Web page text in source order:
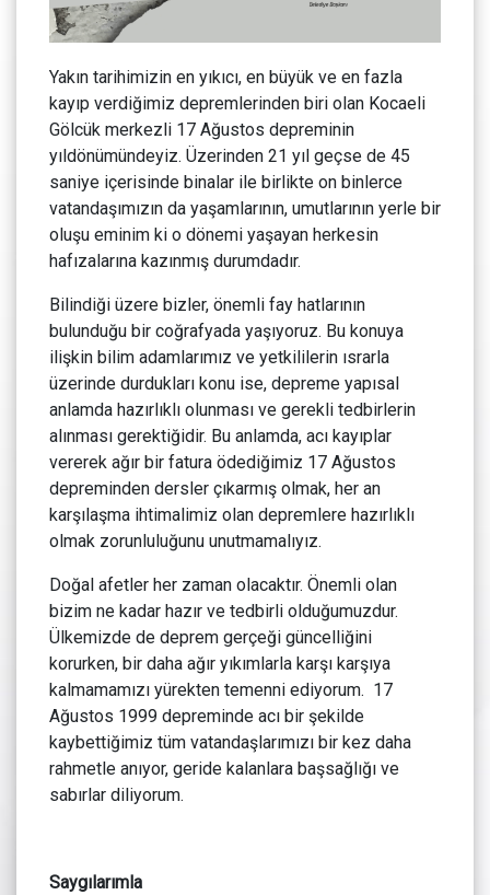
Yakın tarihimizin en yıkıcı, en büyük ve en fazla
kayıp verdiğimiz depremlerinden biri olan Kocaeli
Gölcük merkezli 17 Ağustos depreminin
yıldönümündeyiz. Üzerinden 21 yıl geçse de 45
saniye içerisinde binalar ile birlikte on binlerce
vatandaşımızın da yaşamlarının, umutlarının yerle bir
oluşu eminim ki o dönemi yaşayan herkesin
hafızalarına kazınmış durumdadır.
Bilindiği üzere bizler, önemli fay hatlarının
bulunduğu bir coğrafyada yaşıyoruz. Bu konuya
ilişkin bilim adamlarımız ve yetkililerin ısrarla
üzerinde durdukları konu ise, depreme yapısal
anlamda hazırlıklı olunması ve gerekli tedbirlerin
alınması gerektiğidir. Bu anlamda, acı kayıplar
vererek ağır bir fatura ödediğimiz 17 Ağustos
depreminden dersler çıkarmış olmak, her an
karşılaşma ihtimalimiz olan depremlere hazırlıklı
olmak zorunluluğunu unutmamalıyız.
Doğal afetler her zaman olacaktır. Önemli olan
bizim ne kadar hazır ve tedbirli olduğumuzdur.
Ülkemizde de deprem gerçeği güncelliğini
korurken, bir daha ağır yıkımlarla karşı karşıya
kalmamamızı yürekten temenni ediyorum. 17
Ağustos 1999 depreminde acı bir şekilde
kaybettiğimiz tüm vatandaşlarımızı bir kez daha
rahmetle anıyor, geride kalanlara başsağlığı ve
sabırlar diliyorum.
Saygılarımla